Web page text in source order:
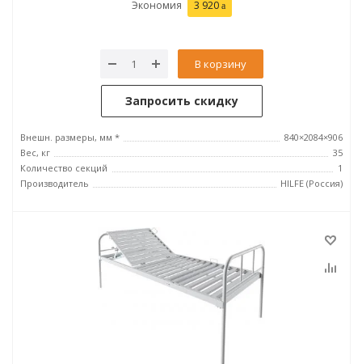
Экономия 3 920
В корзину
Запросить скидку
Внешн. размеры, мм *
840×2084×906
Вес, кг
35
Количество секций
1
Производитель
HILFE (Россия)